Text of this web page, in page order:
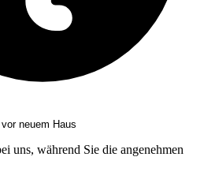
neuem Haus
uns, während Sie die angenehmen